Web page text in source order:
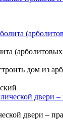
дом из
двери
двери –